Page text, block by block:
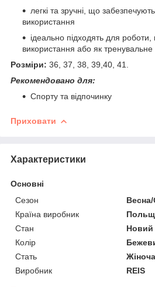
легкі та зручні, що
використання
ідеально підходять для роботи,
використання або як тренувальне
Розміри: 36, 37, 38, 39,40, 41.
Рекомендовано для:
Спорту та відпочинку
Приховати
Характеристики
Основні
Сезон
Весна/
Країна виробник
Стан
Новий
Колір
Стать
Жіноча
Виробник
REIS